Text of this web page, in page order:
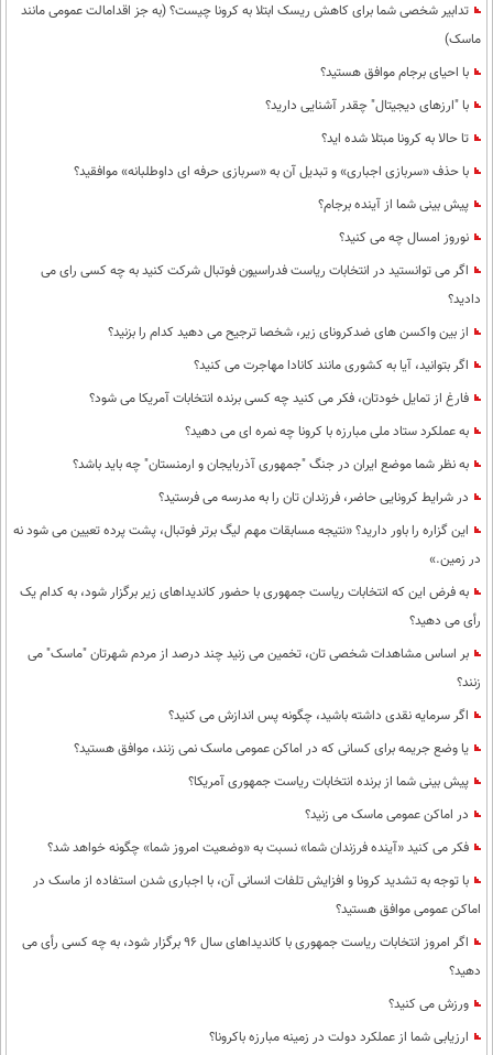
تدابیر شخصی شما برای کاهش ریسک ابتلا به کرونا چیست؟ (به جز اقدامالت عمومی مانند
ماسک)
با احیای برجام موافق هستید؟
با "ارزهای دیجیتال" چقدر آشنایی دارید؟
تا حالا به کرونا مبتلا شده اید؟
با حذف «سربازی اجباری» و تبدیل آن به «سربازی حرفه ای داوطلبانه» موافقید؟
پیش بینی شما از آینده برجام؟
نوروز امسال چه می کنید؟
اگر می توانستید در انتخابات ریاست فدراسیون فوتبال شرکت کنید به چه کسی رای می
دادید؟
از بین واکسن های ضدکرونای زیر، شخصا ترجیح می دهید کدام را بزنید؟
اگر بتوانید، آیا به کشوری مانند کانادا مهاجرت می کنید؟
فارغ از تمایل خودتان، فکر می کنید چه کسی برنده انتخابات آمریکا می شود؟
به عملکرد ستاد ملی مبارزه با کرونا چه نمره ای می دهید؟
به نظر شما موضع ایران در جنگ "جمهوری آذربایجان و ارمنستان" چه باید باشد؟
در شرایط کرونایی حاضر، فرزندان تان را به مدرسه می فرستید؟
این گزاره را باور دارید؟ «نتیجه مسابقات مهم لیگ برتر فوتبال، پشت پرده تعیین می شود نه
در زمین.»
به فرض این که انتخابات ریاست جمهوری با حضور کاندیداهای زیر برگزار شود، به کدام یک
رأی می دهید؟
بر اساس مشاهدات شخصی تان، تخمین می زنید چند درصد از مردم شهرتان "ماسک" می
زنند؟
اگر سرمایه نقدی داشته باشید، چگونه پس اندازش می کنید؟
یا وضع جریمه برای کسانی که در اماکن عمومی ماسک نمی زنند، موافق هستید؟
پیش بینی شما از برنده انتخابات ریاست جمهوری آمریکا؟
در اماکن عمومی ماسک می زنید؟
فکر می کنید «آینده فرزندان شما» نسبت به «وضعیت امروز شما» چگونه خواهد شد؟
با توجه به تشدید کرونا و افزایش تلفات انسانی آن، با اجباری شدن استفاده از ماسک در
اماکن عمومی موافق هستید؟
اگر امروز انتخابات ریاست جمهوری با کاندیداهای سال 96 برگزار شود، به چه کسی رأی می
دهید؟
ورزش می کنید؟
ارزیابی شما از عملکرد دولت در زمینه مبارزه باکرونا؟